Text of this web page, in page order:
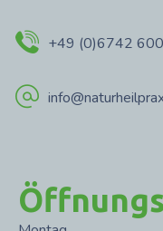
+49 (0)6742